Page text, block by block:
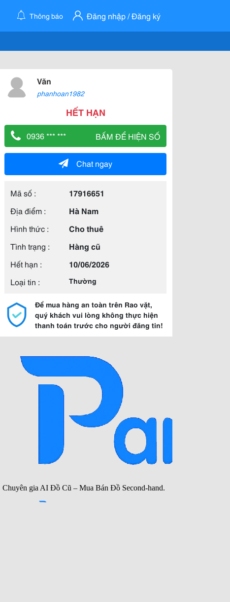
Thông báo Đăng nhập / Đăng ký
Văn
phanhoan1982
HẾT HẠN
0936 *** *** BẤM ĐỂ HIỆN SỐ
Chat ngay
Mã số :
17916651
Địa điểm :
Hà Nam
Hình thức :
Cho thuê
Tình trạng :
Hàng cũ
Hết hạn :
10/06/2026
Loại tin :
Thường
Để mua hàng an toàn trên Rao vặt,
quý khách vui lòng không thực hiện
thanh toán trước cho người đăng tin!